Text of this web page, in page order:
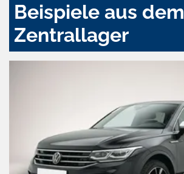
Beispiele aus dem
Zentrallager